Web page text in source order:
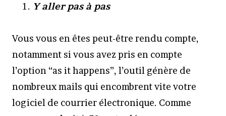
Y aller pas à pas
Vous vous en êtes peut-être rendu compte,
notamment si vous avez pris en compte
l’option “as it happens”, l’outil génère de
nombreux mails qui encombrent vite votre
logiciel de courrier électronique. Comme